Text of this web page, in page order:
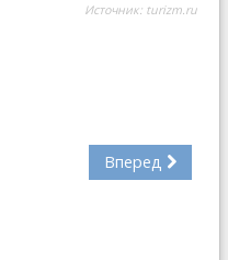
Источник: turizm.ru
Вперед